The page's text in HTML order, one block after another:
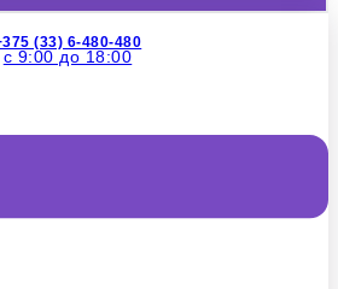
(33) 6-480-480
с 9:00 до 18:00